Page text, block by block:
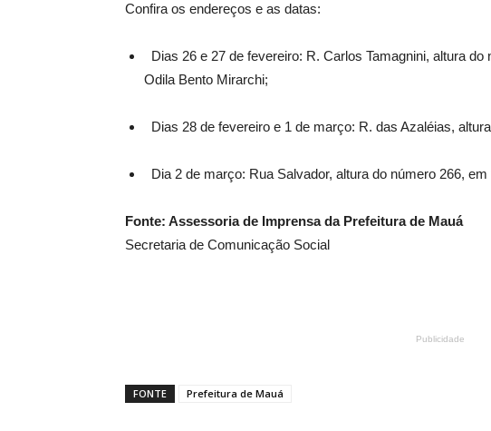
Confira os endereços e as datas:
Dias 26 e 27 de fevereiro: R. Carlos Tamagnini, altura
Odila Bento Mirarchi;
Dias 28 de fevereiro e 1 de março: R. das Azaléias,
Dia 2 de março: Rua Salvador, altura do número 266,
Fonte: Assessoria de Imprensa da Prefeitura de Mauá
Secretaria de Comunicação Social
Publicidade
FONTE Prefeitura de Mauá